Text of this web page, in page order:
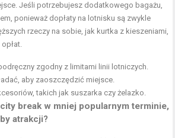
Jeśli potrzebujesz dodatkowego bagażu,
ponieważ dopłaty na lotnisku są zwykle
rzeczy na sobie, jak kurtka z kieszeniami,
zgodny z limitami linii lotniczych.
aby zaoszczędzić miejsce.
takich jak suszarka czy żelazko.
break w mniej popularnym terminie,
atrakcji?